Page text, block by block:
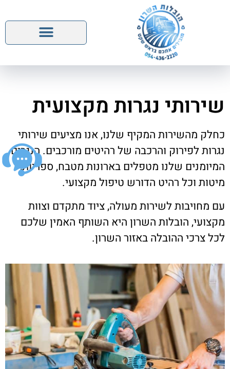
שירותי נגרות מקצועית
כחלק מהשירות המקיף שלנו, אנו מציעים שירותי
נגרות לפירוק והרכבה של רהיטים מורכבים. הנגרים
המיומנים שלנו מטפלים בארונות מטבח, ספריות,
מיטות וכל רהיט הדורש טיפול מקצועי.
עם מחויבות לשירות מעולה, ציוד מתקדם וצוות
מקצועי, הובלות השרון היא השותף האמין שלכם
לכל צרכי ההובלה באזור השרון.